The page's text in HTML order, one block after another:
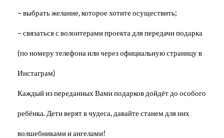
– выбрать желание, которое хотите осуществить;
– связаться с волонтерами проекта для передачи подарка
(по номеру телефона или через официальную страницу в
Инстаграм)
Каждый из переданных Вами подарков дойдёт до особого
ребёнка. Дети верят в чудеса, давайте станем для них
волшебниками и ангелами!